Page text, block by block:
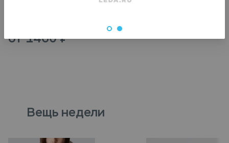
от 1460₽
Вещь недели